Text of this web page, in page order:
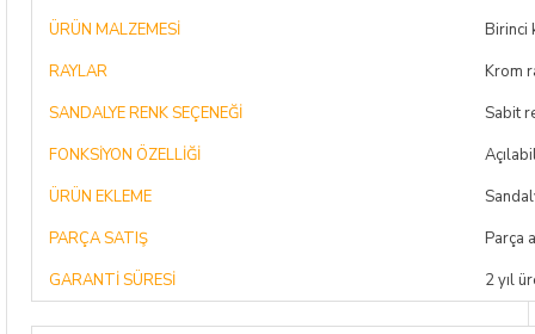
ÜRÜN MALZEMESİ
Birinci
RAYLAR
Krom
SANDALYE RENK SEÇENEĞİ
Sabit
FONKSİYON ÖZELLİĞİ
ÜRÜN EKLEME
PARÇA SATIŞ
Parça
GARANTİ SÜRESİ
2 yıl